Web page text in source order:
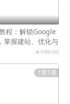
程：解锁Google
掌握建站、优化与
¥ 199.00
1章1课